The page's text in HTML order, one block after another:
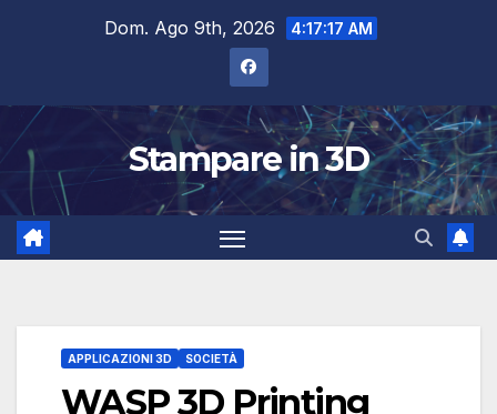
Dom. Ago 9th, 2026 4:17:18 AM
Stampare in 3D
APPLICAZIONI 3D SOCIETÀ
WASP 3D Printing